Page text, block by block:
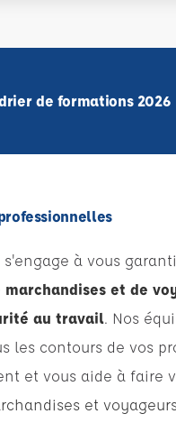
de formations 2026
s'engage à vous
et de
au travail. Nos
les contours de vos
et vous aide à faire
et